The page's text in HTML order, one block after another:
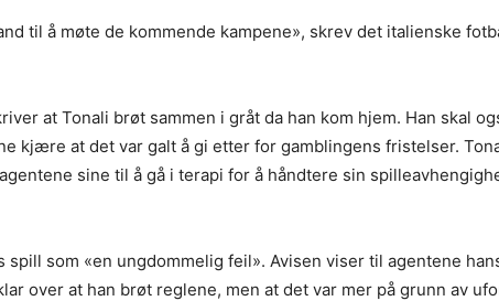
til å møte de kommende kampene», skrev det italienske
at Tonali brøt sammen i gråt da han kom hjem. Han skal
kjære at det var galt å gi etter for gamblingens fristelser.
sine til å gå i terapi for å håndtere sin
spill som «en ungdommelig feil». Avisen viser til agentene
over at han brøt reglene, men at det var mer på grunn av